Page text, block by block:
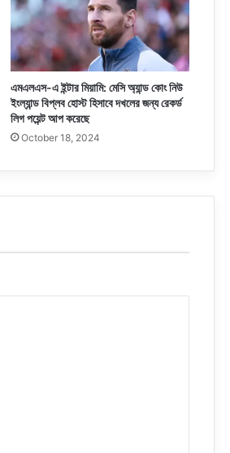
এমএলএস-এ ইন্টার মিয়ামি: মেসি অ্যান্ড কোং নিউ
ইংল্যান্ড বিপ্লব হোস্ট হিসাবে দখলের জন্য রেকর্ড
লিগ পয়েন্ট আপ করেছে
October 18, 2024